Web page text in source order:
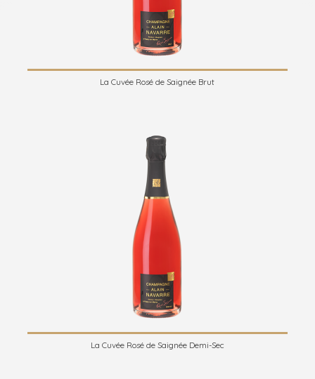
La Cuvée Rosé de Saignée Brut
La Cuvée Rosé de Saignée Demi-Sec